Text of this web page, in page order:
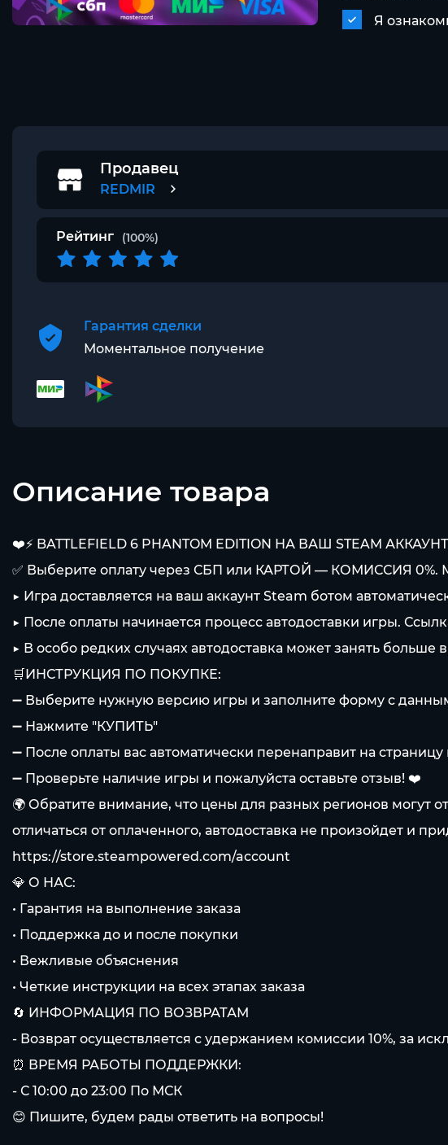
Я
Продавец
REDMIR
Рейтинг (100%)
Гарантия сделки
Моментальное получение
Описание товара
❤️⚡️ BATTLEFIELD 6 PHANTOM EDITION НА ВАШ STEAM
✅ Выберите оплату через СБП или КАРТОЙ — КОМИССИЯ 0%.
▶️ Игра доставляется на ваш аккаунт Steam ботом
▶️ После оплаты начинается процесс автодоставки игры.
▶️ В особо редких случаях автодоставка может занять больше
🛒ИНСТРУКЦИЯ ПО ПОКУПКЕ:
➖ Выберите нужную версию игры и заполните форму с
➖ Нажмите "КУПИТЬ"
➖ После оплаты вас автоматически перенаправит на
➖ Проверьте наличие игры и пожалуйста оставьте отзыв! ❤️
🌍 Обратите внимание, что цены для разных регионов могут
отличаться от оплаченного, автодоставка не произойдет и
https://store.steampowered.com/account
💎 О НАС:
• Гарантия на выполнение заказа
• Поддержка до и после покупки
• Вежливые объяснения
• Четкие инструкции на всех этапах заказа
🔄 ИНФОРМАЦИЯ ПО ВОЗВРАТАМ
- Возврат осуществляется с удержанием комиссии 10%, за
⏰ ВРЕМЯ РАБОТЫ ПОДДЕРЖКИ:
- С 10:00 до 23:00 По МСК
😊 Пишите, будем рады ответить на вопросы!